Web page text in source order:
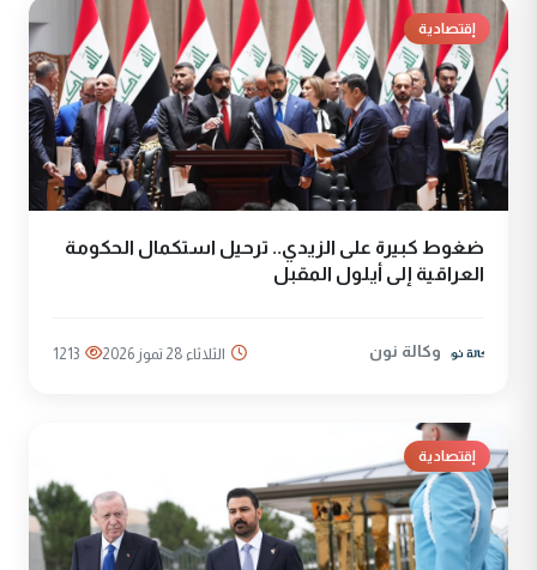
إقتصادية
ضغوط كبيرة على الزيدي.. ترحيل استكمال الحكومة
العراقية إلى أيلول المقبل
وكالة نون الثلاثاء 28 تموز 2026 1213
إقتصادية